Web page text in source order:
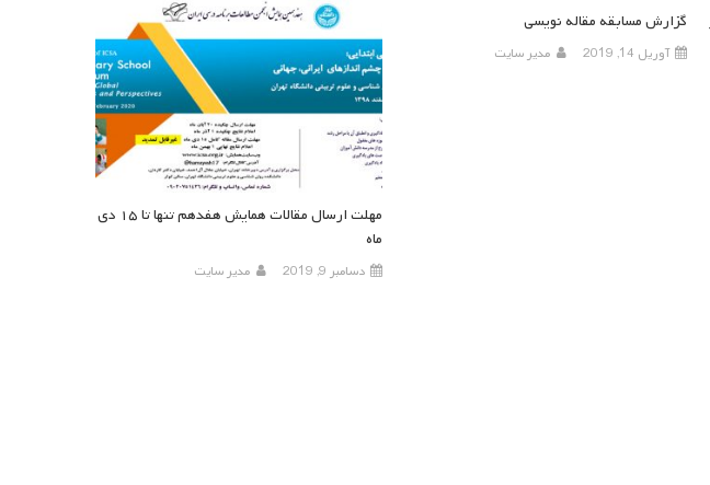
مهلت ارسال مقالات همایش هفدهم تنها تا ۱۵ دی
ماه
دسامبر 9, 2019 مدیر سایت
گزارش مسابقه مقاله نویسی
آوریل 14, 2019 مدیر سایت